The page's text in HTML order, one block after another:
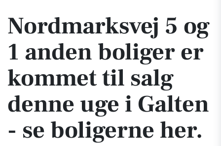
Nordmarksvej 5 og
1 anden boliger er
kommet til salg
denne uge i Galten
- se boligerne her.